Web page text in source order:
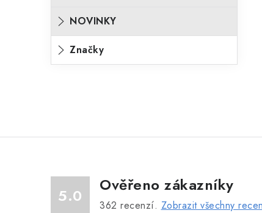
NOVINKY
Značky
5.0
Ověřeno zákazníky
362 recenzí. Zobrazit všechny